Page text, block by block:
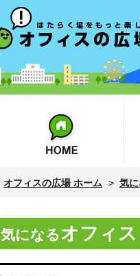
オフィスの広場 ホーム > 気
気になるオフィス